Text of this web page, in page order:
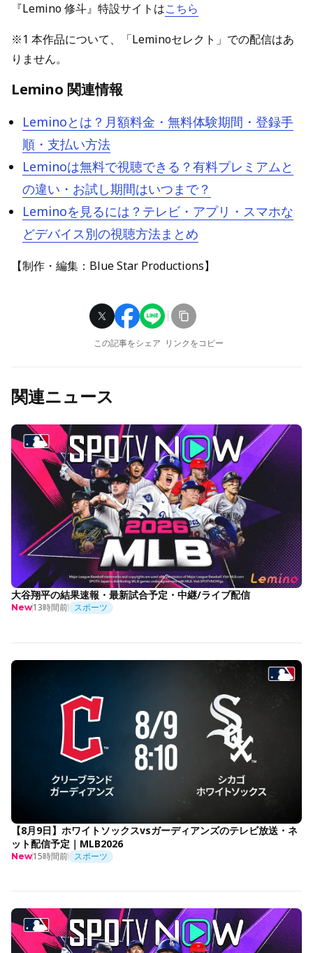
『Lemino 修斗』特設サイトはこちら
※1 本作品について、「Leminoセレクト」での配信はあ
りません。
Lemino 関連情報
Leminoとは？月額料金・無料体験期間・登録手
順・支払い方法
Leminoは無料で視聴できる？有料プレミアムと
の違い・お試し期間はいつまで？
Leminoを見るには？テレビ・アプリ・スマホな
どデバイス別の視聴方法まとめ
【制作・編集：Blue Star Productions】
この記事をシェア リンクをコピー
関連ニュース
大谷翔平の結果速報・最新試合予定・中継/ライブ配信
New13時間前 スポーツ
【8月9日】ホワイトソックスvsガーディアンズのテレビ放送・ネ
ット配信予定｜MLB2026
New15時間前 スポーツ